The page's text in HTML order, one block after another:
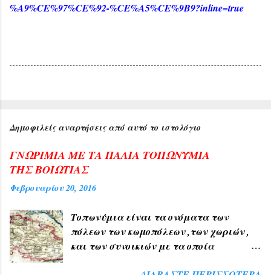
%A9%CE%97%CE%92-%CE%A5%CE%9B9?inline=true
Δημοφιλείς αναρτήσεις από αυτό το ιστολόγιο
ΓΝΩΡΙΜΙΑ ΜΕ ΤΑ ΠΑΛΙΑ ΤΟΠΩΝΥΜΙΑ
ΤΗΣ ΒΟΙΩΤΙΑΣ
Φεβρουαρίου 20, 2016
Τοπωνύμια είναι τα ονόματα των
πόλεων των κωμοπόλεων ,των χωριών ,
και των συνοικιών με τα οποία